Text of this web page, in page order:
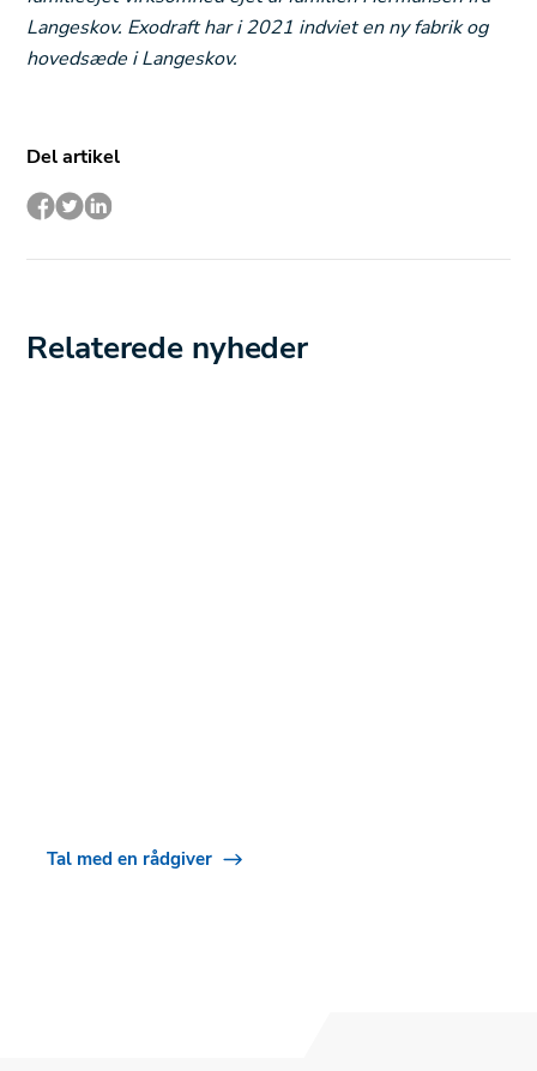
Langeskov. Exodraft har i 2021 indviet en ny fabrik og
hovedsæde i Langeskov.
Del artikel
Relaterede nyheder
Tal med en rådgiver